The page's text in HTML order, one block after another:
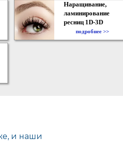
Наращивание,
ламинирование
ресниц 1D-3D
подробнее >>